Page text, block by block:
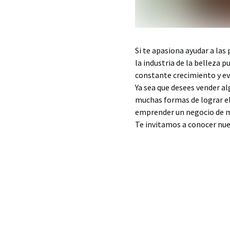
Si te apasiona ayudar a
la industria de la belleza
constante crecimiento y
Ya sea que desees
muchas formas de lograr
emprender un negocio de
Te invitamos a conocer